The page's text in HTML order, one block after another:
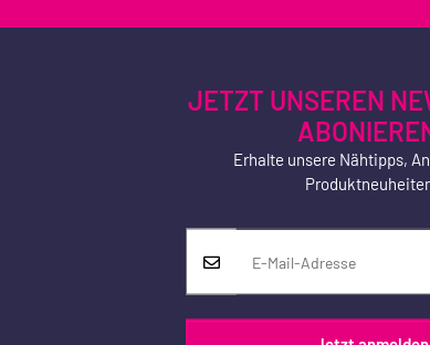
JETZT UNSEREN
Erhalte unsere Nähtipps,